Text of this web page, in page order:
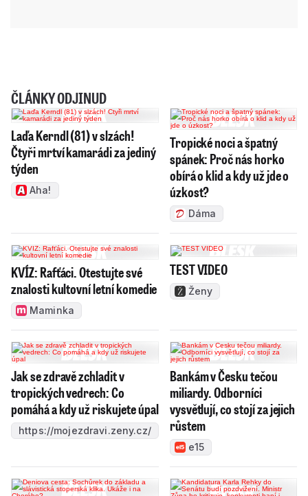
sjízdné se zvýšenou opatrností. Místy mohou
namrzat, případně se na nich může tvořit
náledí.Silnice nižších tříd na Vsetínsku, Zlínsku
a Kroměřížsku, které silničáři udržují posypem
kamennou drtí, pokrývá místy uježděná vrstva
sněhu. Na některých dalších silnicích v kraji
zůstávají po chemickém ošetření zbytky
rozbředlého sněhu. Vyplývá to z údajů
zveřejněných dnes ráno Ředitelstvím silnic a
dálnic ČR (ŘSD).
V části kraje platí do dnešního poledne
výstraha meteorologů před tvorbou ledovky
při mrznoucím dešti. Před vznikem náledí varují
silničáři na estakádě na silnici I/50 u Kunovic na
Uherskohradišťsku. Kvůli náledí je dlouhodobě
nesjízdná silnice III/4932 mezi Vizovicemi a
Loučkou na Zlínsku. Pro těžká nákladní vozidla
je kvůli sněhu na vozovce už několik týdnů
uzavřeno 21 kilometrů silnice I/56 mezi Horní
ČLÁNKY ODJINUD
Laďa Kerndl (81) v slzách!
Čtyři mrtví kamarádi za jediný
týden
Aha!
Tropické noci a špatný
spánek: Proč nás horko
obírá o klid a kdy už jde o
úzkost?
Dáma
KVÍZ: Rafťáci. Otestujte své
znalosti kultovní letní komedie
Maminka
TEST VIDEO
Ženy
Jak se zdravě zchladit v
tropických vedrech: Co
pomáhá a kdy už riskujete úpal
https://mojezdravi.zeny.cz/
Bankám v Česku tečou
miliardy. Odborníci
vysvětlují, co stojí za jejich
růstem
e15